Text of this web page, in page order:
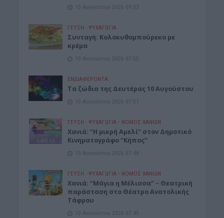
10 Αυγούστου 2026 09:03
ΓΕΎΣΗ - ΨΥΧΑΓΩΓΊΑ
Συνταγή: Κολοκυθομπούρεκο με
κρέμα
10 Αυγούστου 2026 07:55
ΕΝΔΙΑΦΕΡΟΝΤΑ
Τα ζώδια της Δευτέρας 10 Αυγούστου
10 Αυγούστου 2026 07:51
ΓΕΎΣΗ - ΨΥΧΑΓΩΓΊΑ • ΝΟΜΌΣ ΧΑΝΊΩΝ
Χανιά: “Η μικρή Αμελί” στον Δημοτικό
Κινηματογράφο “Κήπος”
10 Αυγούστου 2026 07:48
ΓΕΎΣΗ - ΨΥΧΑΓΩΓΊΑ • ΝΟΜΌΣ ΧΑΝΊΩΝ
Χανιά: “Μάγια η Μέλισσα” – Θεατρική
παράσταση στο Θέατρο Ανατολικής
Τάφρου
10 Αυγούστου 2026 07:45